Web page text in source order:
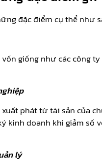
đặc điểm cụ thể như
giống như các công
phát từ tài sản của
kinh doanh khi giảm
lý